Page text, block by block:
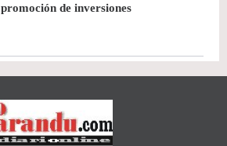
promoción de inversiones